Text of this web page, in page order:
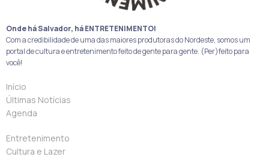
Onde há Salvador, há ENTRETENIMENTO!
Com a credibilidade de uma das maiores produtoras do Nordeste, somos um
portal de cultura e entretenimento feito de gente para gente. (Per)feito para
você!
Início
Últimas Notícias
Agenda
Entretenimento
Cultura e Lazer